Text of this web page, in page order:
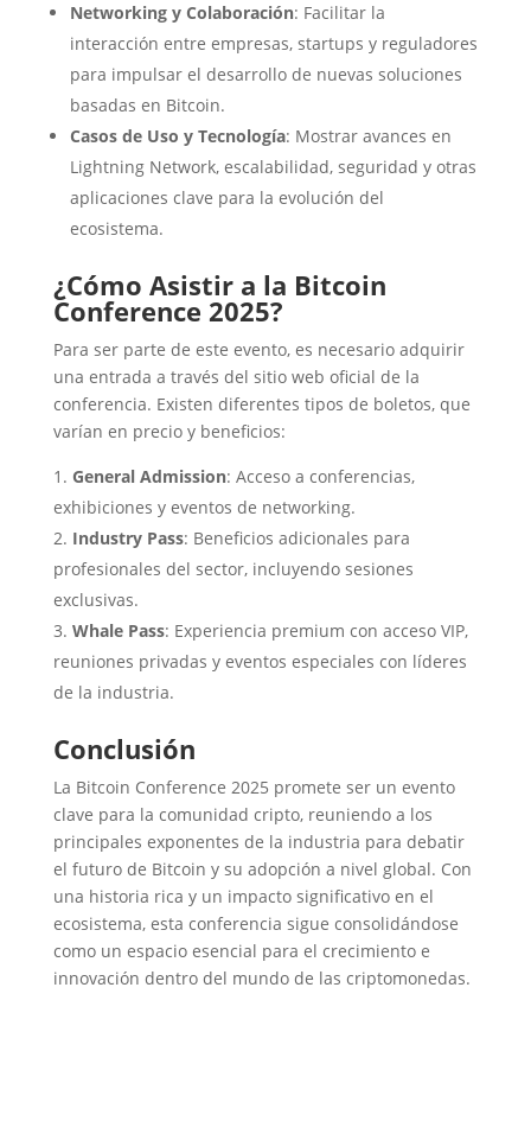
Networking y Colaboración: Facilitar la
interacción entre empresas, startups y reguladores
para impulsar el desarrollo de nuevas soluciones
basadas en Bitcoin.
Casos de Uso y Tecnología: Mostrar avances en
Lightning Network, escalabilidad, seguridad y otras
aplicaciones clave para la evolución del
ecosistema.
¿Cómo Asistir a la Bitcoin
Conference 2025?
Para ser parte de este evento, es necesario adquirir
una entrada a través del sitio web oficial de la
conferencia. Existen diferentes tipos de boletos, que
varían en precio y beneficios:
General Admission: Acceso a conferencias,
exhibiciones y eventos de networking.
Industry Pass: Beneficios adicionales para
profesionales del sector, incluyendo sesiones
exclusivas.
Whale Pass: Experiencia premium con acceso VIP,
reuniones privadas y eventos especiales con líderes
de la industria.
Conclusión
La Bitcoin Conference 2025 promete ser un evento
clave para la comunidad cripto, reuniendo a los
principales exponentes de la industria para debatir
el futuro de Bitcoin y su adopción a nivel global. Con
una historia rica y un impacto significativo en el
ecosistema, esta conferencia sigue consolidándose
como un espacio esencial para el crecimiento e
innovación dentro del mundo de las criptomonedas.